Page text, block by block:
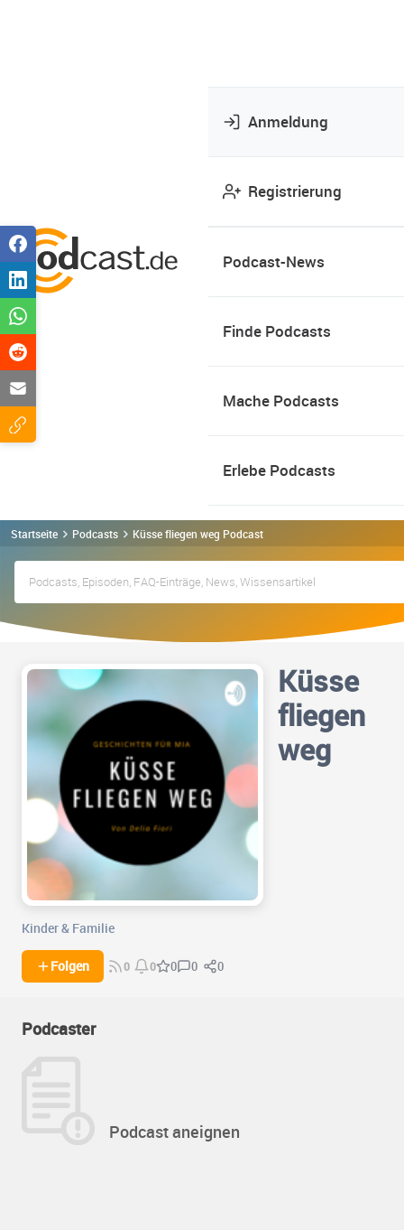
Anmeldung
Registrierung
Podcast-News
Finde Podcasts
Mache Podcasts
Erlebe Podcasts
Startseite Podcasts Küsse fliegen weg Podcast
Küsse
fliegen
weg
Kinder & Familie
Folgen 0 0 0 0 0
Podcaster
Podcast aneignen